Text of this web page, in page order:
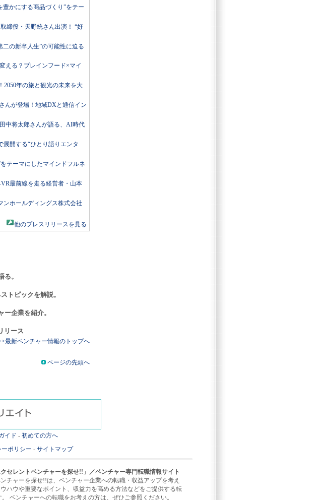
豊かにする商品づくり”をテー
締役・天野統さん出演！ “好
二の新卒人生”の可能性に迫る
える？ブレインフード×マイ
2050年の旅と観光の未来を大
んが登場！地域DXと通信イン
中将太郎さんが語る、AI時代
展開する“ひとり語りエンタ
テーマにしたマインドフルネ
最前線を走る経営者・山本
ンホールディングス株式会社
他のプレスリリースを見る
。
トピックを解説。
企業を紹介。
リース
最新ベンチャー情報のトップへ
ページの先頭へ
イド - 初めての方へ
ポリシー - サイトマップ
クセレントベンチャーを探せ!!」／ベンチャー専門転職情報サイト
チャーを探せ!!は、ベンチャー企業への転職・収益アップを考え
ハウや重要なポイント、収益力を高める方法などをご提供する転
ベンチャーへの転職をお考えの方は、ぜひご参照ください。